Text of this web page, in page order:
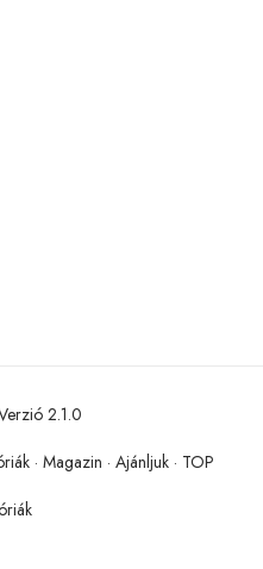
2.1.0
· Magazin · Ajánljuk · TOP